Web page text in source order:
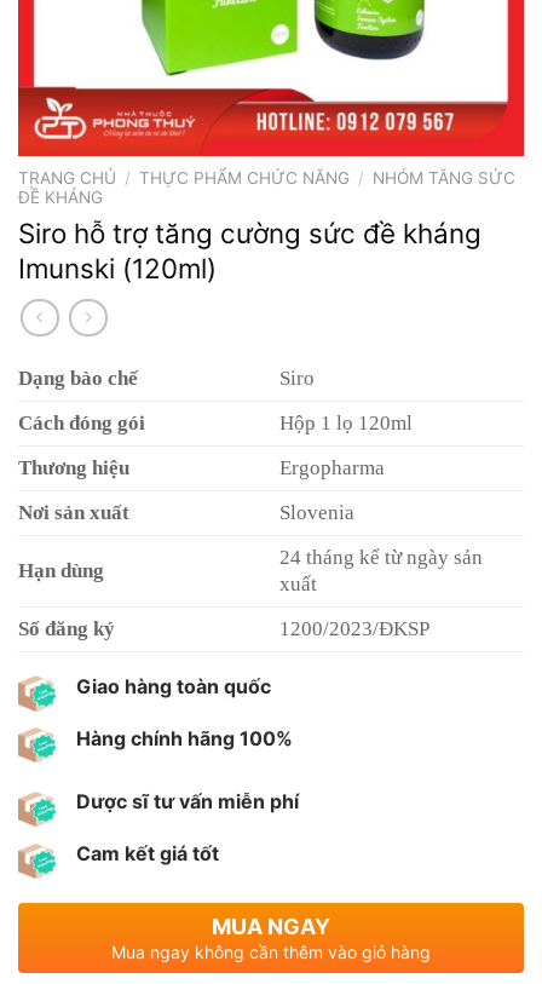
TRANG CHỦ / THỰC PHẨM CHỨC NĂNG / NHÓM TĂNG SỨC
ĐỀ KHÁNG
Siro hỗ trợ tăng cường sức đề kháng
Imunski (120ml)
Dạng bào chế
Siro
Cách đóng gói
Hộp 1 lọ 120ml
Thương hiệu
Ergopharma
Nơi sản xuất
Slovenia
Hạn dùng
24 tháng kể từ ngày sản
xuất
Số đăng ký
1200/2023/ĐKSP
Giao hàng toàn quốc
Hàng chính hãng 100%
Dược sĩ tư vấn miễn phí
Cam kết giá tốt
MUA NGAY
Mua ngay không cần thêm vào giỏ hàng